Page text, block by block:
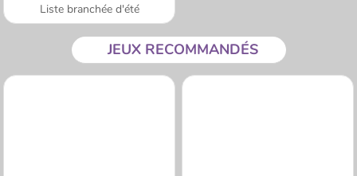
Liste branchée d'été
JEUX RECOMMANDÉS